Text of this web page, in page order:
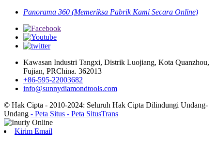
Panorama 360 (Memeriksa Pabrik Kami Secara Online)
Kawasan Industri Tangxi, Distrik Luojiang, Kota Quanzhou,
Fujian, PRChina. 362013
+86-595-22003682
info@sunnydiamondtools.com
© Hak Cipta - 2010-2024: Seluruh Hak Cipta Dilindungi Undang-
Undang - Peta Situs - Peta SitusTrans
Kirim Email